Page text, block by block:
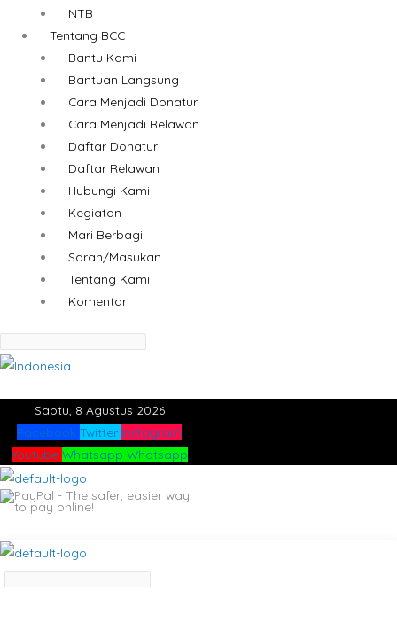
NTB
Tentang BCC
Bantu Kami
Bantuan Langsung
Cara Menjadi Donatur
Cara Menjadi Relawan
Daftar Donatur
Daftar Relawan
Hubungi Kami
Kegiatan
Mari Berbagi
Saran/Masukan
Tentang Kami
Komentar
Sabtu, 8 Agustus 2026
Facebook Twitter Instagram
Youtube Whatsapp Whatsapp